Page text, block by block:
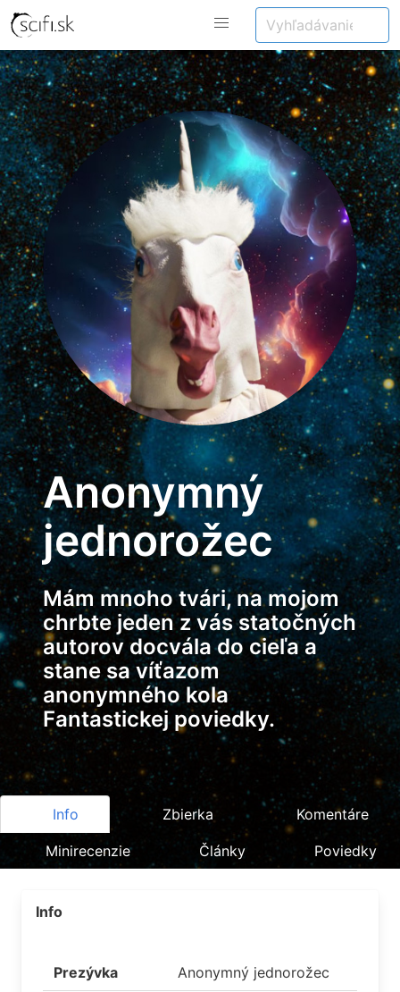
Anonymný
jednorožec
Mám mnoho tvári, na mojom
chrbte jeden z vás statočných
autorov docvála do cieľa a
stane sa víťazom
anonymného kola
Fantastickej poviedky.
Info Zbierka Komentáre
Minirecenzie Články Poviedky
Info
Prezývka Anonymný jednorožec